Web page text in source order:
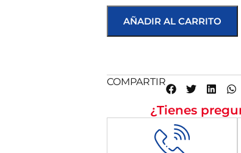
AÑADIR AL CARRITO
COMPARTIR
¿Tienes